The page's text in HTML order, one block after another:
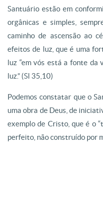
Santuário estão em
orgânicas e simples,
caminho de ascensão ao
efeitos de luz, que é uma
luz “em vós está a fonte da
luz.” (Sl 35,10)
Podemos constatar que o
uma obra de Deus, de
exemplo de Cristo, que é o
perfeito, não construído por